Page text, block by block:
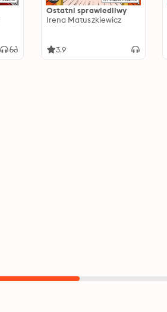
Ostatni sprawiedliwy
Irena Matuszkiewicz
3.9